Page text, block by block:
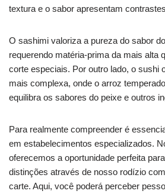
textura e o sabor apresentam
O sashimi valoriza a pureza do sabor
requerendo matéria-prima da mais alta
corte especiais. Por outro lado, o sushi
mais complexa, onde o arroz
equilibra os sabores do peixe e outros
Para realmente compreender é
em estabelecimentos especializados.
oferecemos a oportunidade perfeita
distinções através de nosso rodízio
carte. Aqui, você poderá perceber